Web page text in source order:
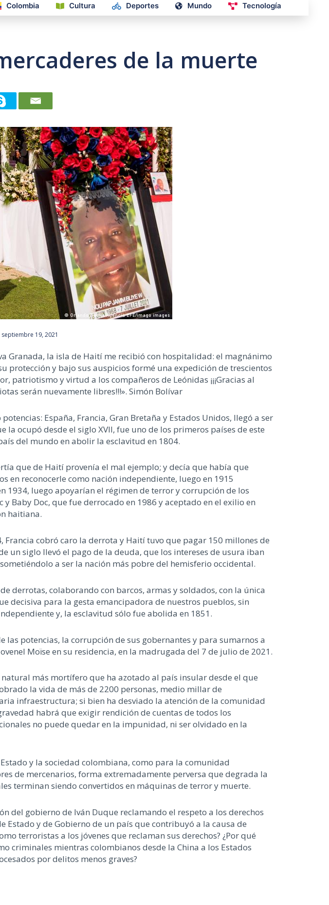
Colombia Cultura Deportes Mundo Tecnología
de la muerte
septiembre 19, 2021
Granada, la isla de Haití me recibió con hospitalidad: el magnánimo
protección y bajo sus auspicios formé una expedición de trescientos
patriotismo y virtud a los compañeros de Leónidas ¡¡¡Gracias al
serán nuevamente libres!!!». Simón Bolívar
España, Francia, Gran Bretaña y Estados Unidos, llegó a ser
la ocupó desde el siglo XVII, fue uno de los primeros países de este
del mundo en abolir la esclavitud en 1804.
que de Haití provenía el mal ejemplo; y decía que había que
en reconocerle como nación independiente, luego en 1915
1934, luego apoyarían el régimen de terror y corrupción de los
Baby Doc, que fue derrocado en 1986 y aceptado en el exilio en
haitiana.
cobró caro la derrota y Haití tuvo que pagar 150 millones de
un siglo llevó el pago de la deuda, que los intereses de usura iban
a ser la nación más pobre del hemisferio occidental.
derrotas, colaborando con barcos, armas y soldados, con la única
decisiva para la gesta emancipadora de nuestros pueblos, sin
y, la esclavitud sólo fue abolida en 1851.
potencias, la corrupción de sus gobernantes y para sumarnos a
Moïse en su residencia, en la madrugada del 7 de julio de 2021.
más mortífero que ha azotado al país insular desde el que
la vida de más de 2200 personas, medio millar de
infraestructura; si bien ha desviado la atención de la comunidad
habrá que exigir rendición de cuentas de todos los
no puede quedar en la impunidad, ni ser olvidado en la
y la sociedad colombiana, como para la comunidad
de mercenarios, forma extremadamente perversa que degrada la
terminan siendo convertidos en máquinas de terror y muerte.
del gobierno de Iván Duque reclamando el respeto a los derechos
y de Gobierno de un país que contribuyó a la causa de
terroristas a los jóvenes que reclaman sus derechos? ¿Por qué
criminales mientras colombianos desde la China a los Estados
por delitos menos graves?